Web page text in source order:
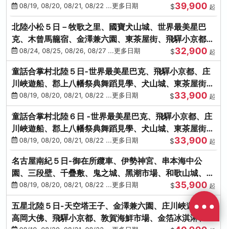
花之里絢爛花海
08/19, 08/20, 08/21, 08/22 ...更多日期 $39,900 起
北陸小松５日－牧歌之里、國寶犬山城、世界最美星巴
克、木曾馬籠宿、金澤兼六園、東茶屋街、飛驒小京都、
白川鄉合掌村
08/24, 08/25, 08/26, 08/27 ...更多日期 $32,900 起
童話合掌村北陸５日-世界最美星巴克、飛驒小京都、庄
川峽遊船、郡上八幡祭典舞蹈見學、犬山城、東茶屋街、
松葉蟹、金箔冰淇淋
08/19, 08/20, 08/21, 08/22 ...更多日期 $33,900 起
童話合掌村北陸６日 -世界最美星巴克、飛驒小京都、庄
川峽遊船、郡上八幡祭典舞蹈見學、犬山城、東茶屋街、
松葉蟹、金箔冰淇淋
08/19, 08/20, 08/21, 08/22 ...更多日期 $33,900 起
名古屋南紀５日-御在所纜車、伊勢神宮、串本海中公
園、三段壁、千疊敷、鬼之城、黑潮市場、和歌山城、伊
勢龍蝦溫泉
08/19, 08/20, 08/21, 08/22 ...更多日期 $35,900 起
五星北陸５日-天空塔王子、金澤兼六園、庄川峽遊船、
高岡大佛、飛驒小京都、敦賀海鮮市場、金箔冰淇淋、鰻